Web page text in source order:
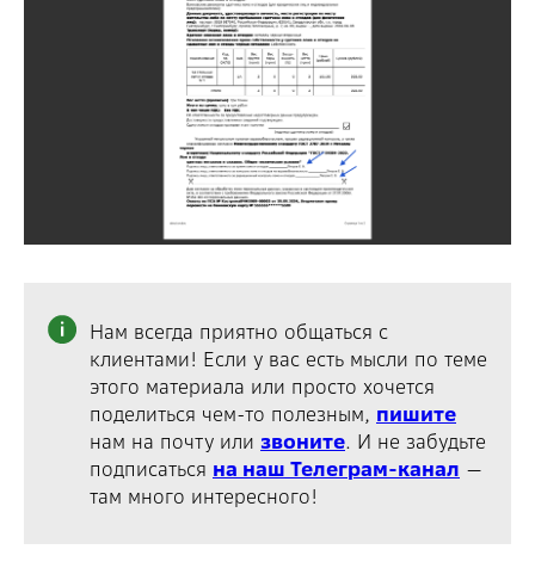
Нам всегда приятно общаться с
клиентами! Если у вас есть мысли по теме
этого материала или просто хочется
поделиться чем-то полезным, пишите
нам на почту или звоните. И не забудьте
подписаться на наш Телеграм-канал —
там много интересного!